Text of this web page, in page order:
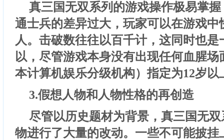
真三国无双系列的游戏操作极易掌
通士兵的差异过大，玩家可以在游戏中
人。击破数往往以百千计，这同时也是
以，尽管游戏本身没有出现任何血腥
本计算机娱乐分级机构）指定为12岁以
3.假想人物和人物性格的再创造
尽管以历史题材为背景，真三国无
物进行了大量的改动。一些不可能披挂